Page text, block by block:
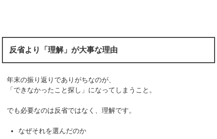
反省より「理解」が大事な理由
年末の振り返りでありがちなのが、
「できなかったこと探し」になってしまうこと。
でも必要なのは反省ではなく、理解です。
なぜそれを選んだのか